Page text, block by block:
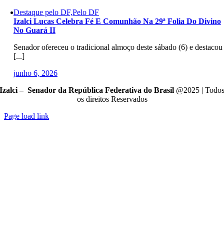
Destaque pelo DF,Pelo DF
Izalci Lucas Celebra Fé E Comunhão Na 29ª Folia Do Divino
No Guará II
Senador ofereceu o tradicional almoço deste sábado (6) e destacou
[...]
junho 6, 2026
Izalci – Senador da República Federativa do Brasil @2025 | Todos
os direitos Reservados
Page load link